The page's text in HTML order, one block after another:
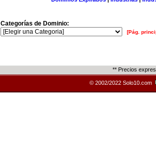
Categorías de Dominio:
[Pág.
** Precios
© 2002/2022 Solo10.com